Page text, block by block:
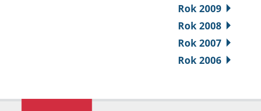
Rok 2009
Rok 2008
Rok 2007
Rok 2006